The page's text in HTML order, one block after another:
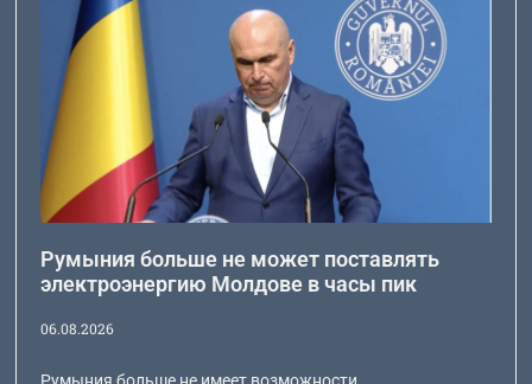
Румыния больше не может поставлять
электроэнергию Молдове в часы пик
06.08.2026
Румыния больше не имеет возможности